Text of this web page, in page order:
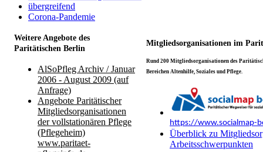
übergreifend
Corona-Pandemie
Weitere Angebote des
Paritätischen Berlin
Mitgliedsorganisationen im
AlSoPfleg Archiv / Januar
2006 - August 2009 (auf
Anfrage)
Angebote Paritätischer
Mitgliedsorganisationen
der vollstationären Pflege
(Pflegeheim)
www.paritaet-
Rund 200 Mitgliedsorganisationen des
Bereichen Altenhilfe, Soziales und Pflege.
https://www.socialmap-
Überblick zu
Arbeitsschwerpunkten